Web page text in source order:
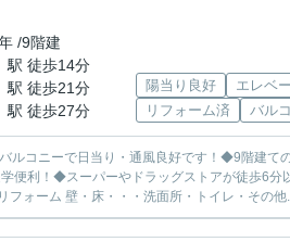
/9階建
駅 徒歩14分
駅 徒歩21分
駅 徒歩27分
陽当り良好 エレベ
リフォーム済
バル
コニーで日当り・通風良好です！◆9階建て
便利！◆スーパーやドラッグストアが徒歩6分
ォーム 壁・床・・・洗面所・トイレ・その他